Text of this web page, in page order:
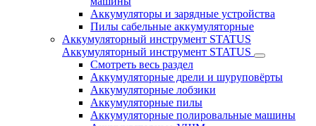
Аккумуляторы и зарядные устройства
Пилы сабельные аккумуляторные
Аккумуляторный инструмент STATUS
Аккумуляторный инструмент STATUS
Смотреть весь раздел
Аккумуляторные дрели и шуруповёрты
Аккумуляторные лобзики
Аккумуляторные пилы
Аккумуляторные полировальные машины